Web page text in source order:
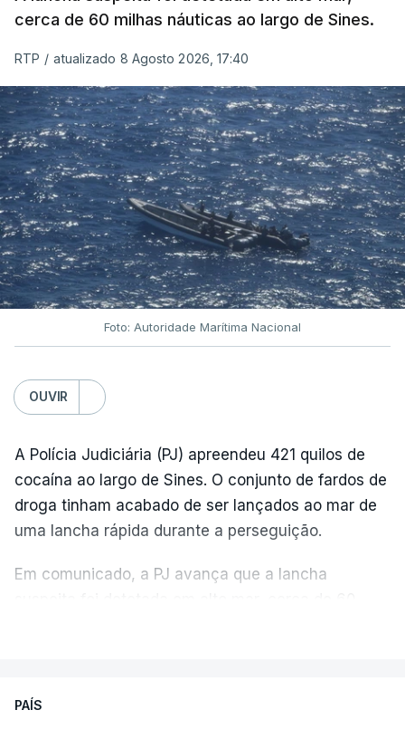
cerca de 60 milhas náuticas ao largo de Sines.
RTP / atualizado 8 Agosto 2026, 17:40
Foto: Autoridade Marítima Nacional
OUVIR
A Polícia Judiciária (PJ) apreendeu 421 quilos de
cocaína ao largo de Sines. O conjunto de fardos de
droga tinham acabado de ser lançados ao mar de
uma lancha rápida durante a perseguição.
Em comunicado, a PJ avança que a lancha
desencadeando uma ação de prevenção
PAÍS